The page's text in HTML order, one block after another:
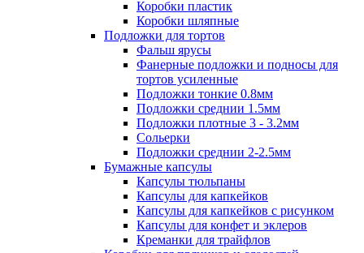
Коробки пластик
Коробки шляпные
Подложки для тортов
Фальш ярусы
Фанерные подложки и подносы для
тортов усиленные
Подложки тонкие 0.8мм
Подложки среднии 1.5мм
Подложки плотные 3 - 3.2мм
Сольерки
Подложки среднии 2-2.5мм
Бумажные капсулы
Капсулы тюльпаны
Капсулы для капкейков
Капсулы для капкейков с рисунком
Капсулы для конфет и эклеров
Креманки для трайфлов